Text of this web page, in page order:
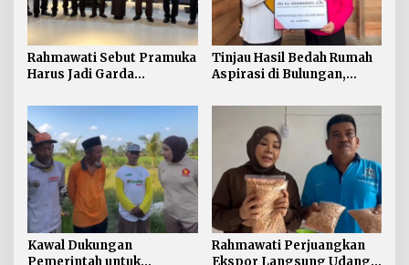
Rahmawati Sebut Pramuka
Harus Jadi Garda
Generasi Perbatasan dari
Narkoba
Tinjau Hasil Bedah Rumah
Aspirasi di Bulungan,
Bantuan Penyelesaian
Pintu dan Jendela
Kawal Dukungan
Pemerintah untuk
Rahmawati Perjuangkan
Ekspor Langsung Udang